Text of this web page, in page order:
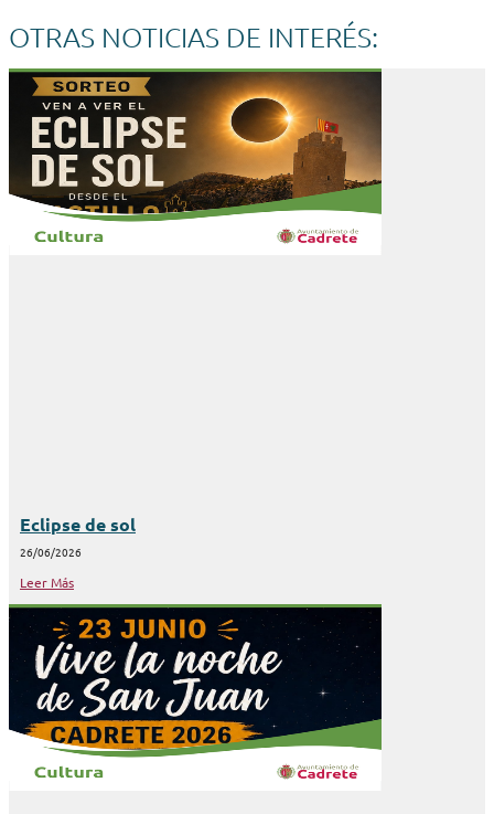
OTRAS NOTICIAS DE INTERÉS:
Eclipse de sol
26/06/2026
Leer Más